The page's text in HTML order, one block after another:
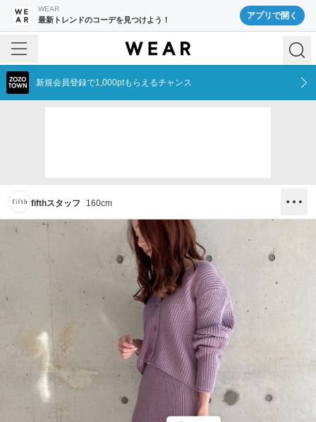
WEAR
最新トレンドのコーデを見つけよう！ アプリで開く
新規会員登録で1,000ptもらえるチャンス
fifthスタッフ 160cm